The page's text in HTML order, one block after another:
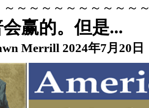
～～～～～～～～～～～
赢的。但是...
Merrill 2024年7月20日